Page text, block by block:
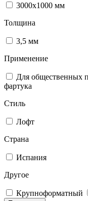
3000х1000 мм
Толщина
3,5 мм
Применение
Для общественных
фартука
Стиль
Лофт
Страна
Испания
Другое
Крупноформатный